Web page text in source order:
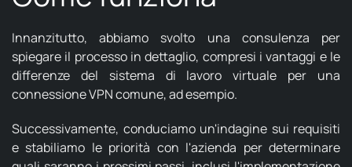
Innanzitutto, abbiamo svolto una consulenza per
spiegare il processo in dettaglio, compresi i vantaggi e le
differenze del sistema di lavoro virtuale per una
connessione VPN comune, ad esempio.
Successivamente, conduciamo un'indagine sui requisiti
e stabiliamo le priorità con l'azienda per determinare